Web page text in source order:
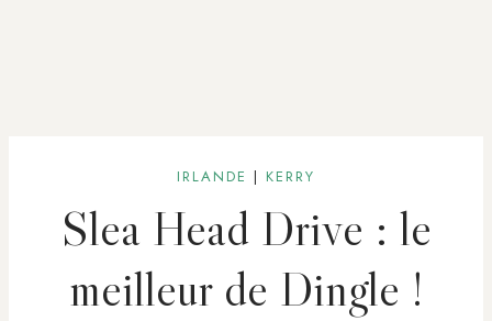
IRLANDE | KERRY
Slea Head Drive : le
meilleur de Dingle !